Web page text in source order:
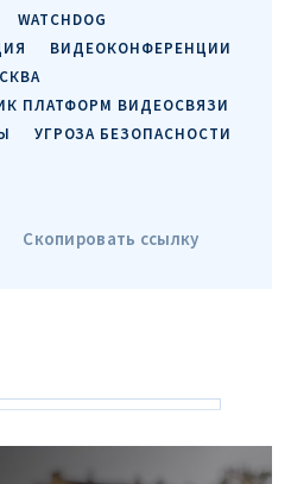
WATCHDOG
ВИДЕОКОНФЕРЕНЦИИ
ПЛАТФОРМ ВИДЕОСВЯЗИ
УГРОЗА БЕЗОПАСНОСТИ
Скопировать ссылку